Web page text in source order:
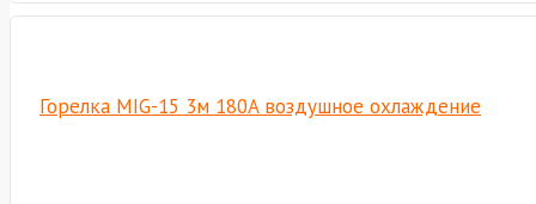
Горелка MIG-15 3м 180A воздушное охлаждение